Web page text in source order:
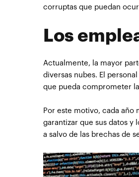
corruptas que puedan
Los
Actualmente, la mayor
diversas nubes. El
que pueda comprometer
Por este motivo, cada año
garantizar que sus datos y
a salvo de las brechas de